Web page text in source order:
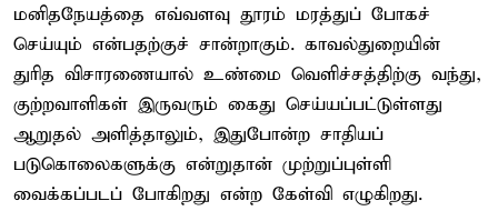
மனிதநேயத்தை எவ்வளவு தூரம் மரத்துப் போகச்
செய்யும் என்பதற்குச் சான்றாகும். காவல்துறையின்
துரித விசாரணையால் உண்மை வெளிச்சத்திற்கு வந்து,
குற்றவாளிகள் இருவரும் கைது செய்யப்பட்டுள்ளது
ஆறுதல் அளித்தாலும், இதுபோன்ற சாதியப்
படுகொலைகளுக்கு என்றுதான் முற்றுப்புள்ளி
வைக்கப்படப் போகிறது என்ற கேள்வி எழுகிறது.